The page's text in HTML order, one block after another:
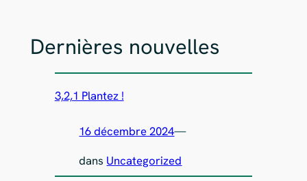
Dernières nouvelles
3,2,1 Plantez !
16 décembre 2024—
dans Uncategorized